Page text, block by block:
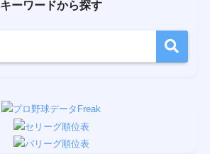
キーワードから探す